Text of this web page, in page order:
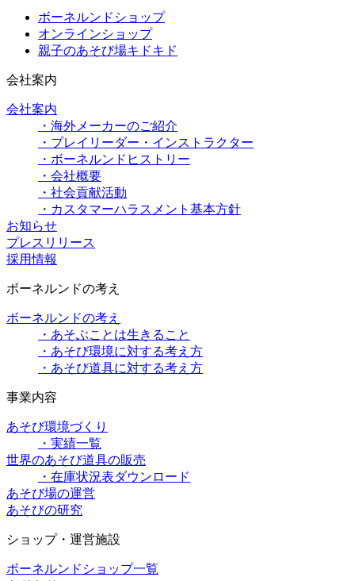
ボーネルンドショップ
オンラインショップ
親子のあそび場キドキド
会社案内
会社案内
・海外メーカーのご紹介
・プレイリーダー・インストラクター
・ボーネルンドヒストリー
・会社概要
・社会貢献活動
・カスタマーハラスメント基本方針
お知らせ
プレスリリース
採用情報
ボーネルンドの考え
ボーネルンドの考え
・あそぶことは生きること
・あそび環境に対する考え方
・あそび道具に対する考え方
事業内容
あそび環境づくり
・実績一覧
世界のあそび道具の販売
・在庫状況表ダウンロード
あそび場の運営
あそびの研究
ショップ・運営施設
ボーネルンドショップ一覧